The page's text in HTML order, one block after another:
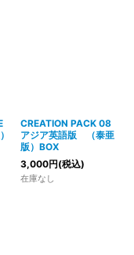
CREATION PACK 08
アジア英語版 （泰亜
版）BOX
3,000円(税込)
在庫なし